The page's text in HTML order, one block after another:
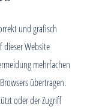
und grafisch
dieser Website
mehrfachen
übertragen.
oder der Zugriff